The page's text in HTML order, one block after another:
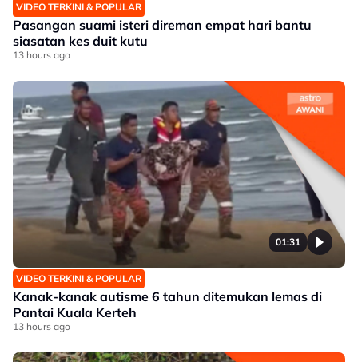
VIDEO TERKINI & POPULAR
Pasangan suami isteri direman empat hari bantu
siasatan kes duit kutu
13 hours ago
01:31
VIDEO TERKINI & POPULAR
Kanak-kanak autisme 6 tahun ditemukan lemas di
Pantai Kuala Kerteh
13 hours ago